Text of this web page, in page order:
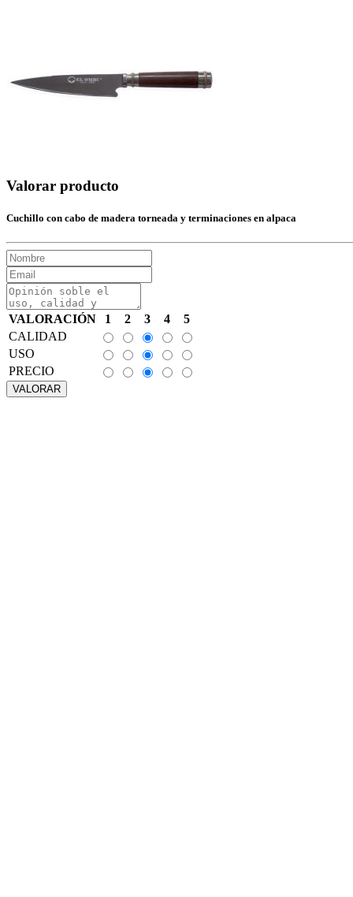
Valorar producto
Cuchillo con cabo de madera torneada y terminaciones en alpaca
VALORACIÓN 1 2 3 4
5
CALIDAD
USO
PRECIO